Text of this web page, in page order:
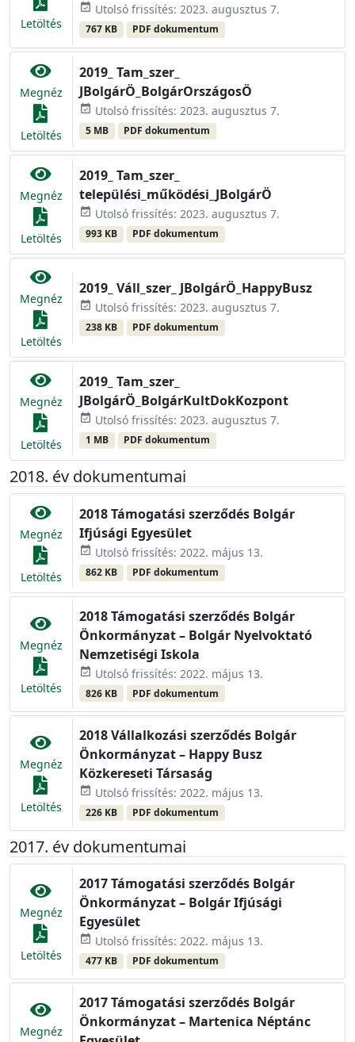
Letöltés
event_available Utolsó frissítés: 2023. augusztus 7.
767 KB PDF dokumentum
Megnéz
Letöltés
2019_ Tam_szer_
JBolgárÖ_BolgárOrszágosÖ
event_available Utolsó frissítés: 2023. augusztus 7.
5 MB PDF dokumentum
Megnéz
Letöltés
2019_ Tam_szer_
települési_működési_JBolgárÖ
event_available Utolsó frissítés: 2023. augusztus 7.
993 KB PDF dokumentum
Megnéz
Letöltés
2019_ Váll_szer_ JBolgárÖ_HappyBusz
event_available Utolsó frissítés: 2023. augusztus 7.
238 KB PDF dokumentum
Megnéz
Letöltés
2019_ Tam_szer_
JBolgárÖ_BolgárKultDokKozpont
event_available Utolsó frissítés: 2023. augusztus 7.
1 MB PDF dokumentum
2018. év dokumentumai
Megnéz
Letöltés
2018 Támogatási szerződés Bolgár
Ifjúsági Egyesület
event_available Utolsó frissítés: 2022. május 13.
862 KB PDF dokumentum
Megnéz
Letöltés
2018 Támogatási szerződés Bolgár
Önkormányzat – Bolgár Nyelvoktató
Nemzetiségi Iskola
event_available Utolsó frissítés: 2022. május 13.
826 KB PDF dokumentum
Megnéz
Letöltés
2018 Vállalkozási szerződés Bolgár
Önkormányzat – Happy Busz
Közkereseti Társaság
event_available Utolsó frissítés: 2022. május 13.
226 KB PDF dokumentum
2017. év dokumentumai
Megnéz
Letöltés
2017 Támogatási szerződés Bolgár
Önkormányzat – Bolgár Ifjúsági
Egyesület
event_available Utolsó frissítés: 2022. május 13.
477 KB PDF dokumentum
Megnéz
2017 Támogatási szerződés Bolgár
Önkormányzat – Martenica Néptánc